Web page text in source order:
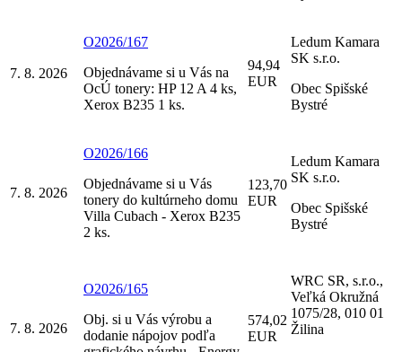
7. 8. 2026
O2026/167
Objednávame si u Vás na
OcÚ tonery: HP 12 A 4 ks,
Xerox B235 1 ks.
94,94
EUR
Ledum Kamara
SK s.r.o.
Obec Spišské
Bystré
7. 8. 2026
O2026/166
Objednávame si u Vás
tonery do kultúrneho domu
Villa Cubach - Xerox B235
2 ks.
123,70
EUR
Ledum Kamara
SK s.r.o.
Obec Spišské
Bystré
7. 8. 2026
O2026/165
Obj. si u Vás výrobu a
dodanie nápojov podľa
574,02
EUR
WRC SR, s.r.o.,
Veľká Okružná
1075/28, 010 01
Žilina